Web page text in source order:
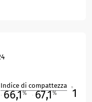
Indice di compattezza
66,1% 67,1% 1